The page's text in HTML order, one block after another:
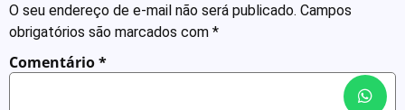
O seu endereço de e-mail não será publicado. Campos
obrigatórios são marcados com *
Comentário*